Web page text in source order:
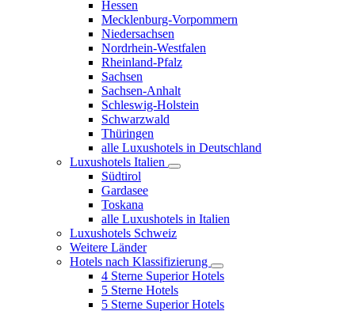
Hessen
Mecklenburg-Vorpommern
Niedersachsen
Nordrhein-Westfalen
Rheinland-Pfalz
Sachsen
Sachsen-Anhalt
Schleswig-Holstein
Schwarzwald
Thüringen
alle Luxushotels in Deutschland
Luxushotels Italien
Südtirol
Gardasee
Toskana
alle Luxushotels in Italien
Luxushotels Schweiz
Weitere Länder
Hotels nach Klassifizierung
4 Sterne Superior Hotels
5 Sterne Hotels
5 Sterne Superior Hotels